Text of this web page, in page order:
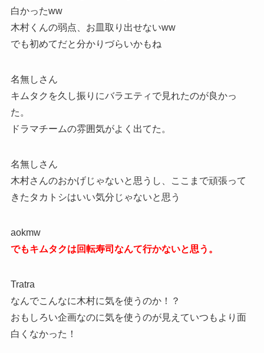
白かったww
木村くんの弱点、お皿取り出せないww
でも初めてだと分かりづらいかもね
名無しさん
キムタクを久し振りにバラエティで見れたのが良かっ
た。
ドラマチームの雰囲気がよく出てた。
名無しさん
木村さんのおかげじゃないと思うし、ここまで頑張って
きたタカトシはいい気分じゃないと思う
aokmw
でもキムタクは回転寿司なんて行かないと思う。
Tratra
なんでこんなに木村に気を使うのか！？
おもしろい企画なのに気を使うのが見えていつもより面
白くなかった！